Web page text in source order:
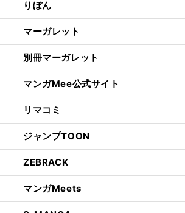
りぼん
マーガレット
別冊マーガレット
マンガMee公式サイト
リマコミ
ジャンプTOON
ZEBRACK
マンガMeets